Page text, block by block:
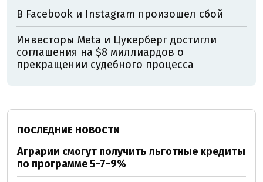
В Facebook и Instagram произошел сбой
Инвесторы Meta и Цукерберг достигли
соглашения на $8 миллиардов о
прекращении судебного процесса
ПОСЛЕДНИЕ НОВОСТИ
Аграрии смогут получить льготные кредиты
по программе 5-7-9%